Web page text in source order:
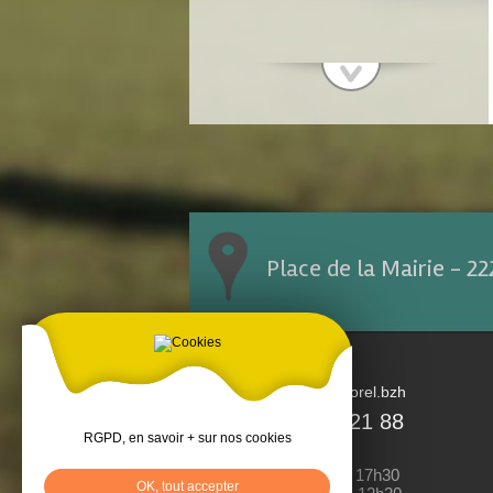
accueil@tremorel.bzh
02 96 25 21 88
Lundi : 13h30 à 17h30
Place de la Mairie -
RGPD, en savoir + sur nos cookies
OK, tout accepter